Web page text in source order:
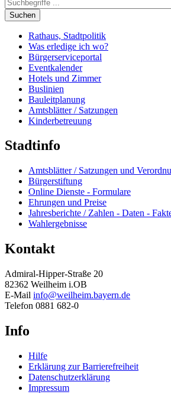
Suchen
Rathaus, Stadtpolitik
Was erledige ich wo?
Bürgerserviceportal
Eventkalender
Hotels und Zimmer
Buslinien
Bauleitplanung
Amtsblätter / Satzungen
Kinderbetreuung
Stadtinfo
Amtsblätter / Satzungen und
Bürgerstiftung
Online Dienste - Formulare
Ehrungen und Preise
Jahresberichte / Zahlen - Daten -
Wahlergebnisse
Kontakt
Admiral-Hipper-Straße 20
82362 Weilheim i.OB
E-Mail info@weilheim.bayern.de
Telefon 0881 682-0
Info
Hilfe
Erklärung zur Barrierefreiheit
Datenschutzerklärung
Impressum